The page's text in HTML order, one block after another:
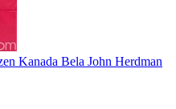
Kanada Bela John Herdman